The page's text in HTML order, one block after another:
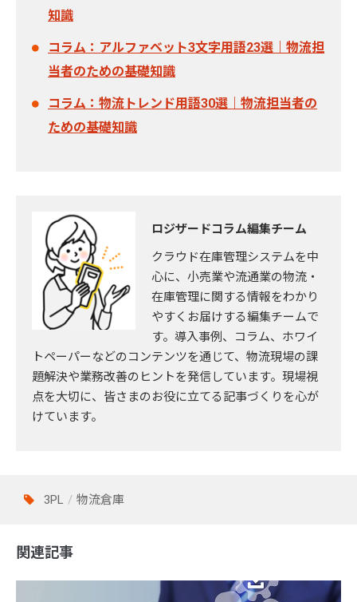
知識
コラム：アルファベット3文字用語23選｜物流担
当者のための基礎知識
コラム：物流トレンド用語30選｜物流担当者の
ための基礎知識
ロジザードコラム編集チーム
クラウド在庫管理システムを中
心に、小売業や流通業の物流・
在庫管理に関する情報をわかり
やすくお届けする編集チームで
す。導入事例、コラム、ホワイ
トペーパーなどのコンテンツを通じて、物流現場の課
題解決や業務改善のヒントを発信しています。現場視
点を大切に、皆さまのお役に立てる記事づくりを心が
けています。
3PL 物流倉庫
関連記事